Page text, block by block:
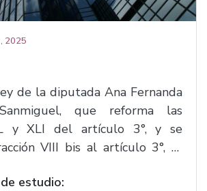
2025
de la diputada Ana Fernanda
que reforma las
VIII bis al artículo 3°, el
del Equilibrio Ecológico y la
estudio: